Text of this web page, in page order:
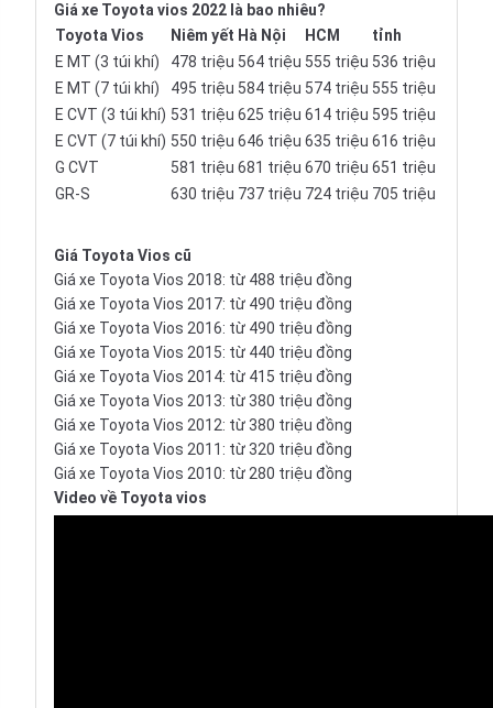
Giá xe Toyota vios 2022 là bao nhiêu?
Toyota Vios
Niêm yết Hà Nội HCM
tỉnh
E MT (3 túi khí)
478 triệu 564 triệu 555 triệu 536 triệu
E MT (7 túi khí)
495 triệu 584 triệu 574 triệu 555 triệu
E CVT (3 túi khí) 531 triệu 625 triệu 614 triệu 595 triệu
E CVT (7 túi khí) 550 triệu 646 triệu 635 triệu 616 triệu
G CVT
581 triệu 681 triệu 670 triệu 651 triệu
GR-S
630 triệu 737 triệu 724 triệu 705 triệu
Giá Toyota Vios cũ
Giá xe Toyota Vios 2018: từ 488 triệu đồng
Giá xe Toyota Vios 2017: từ 490 triệu đồng
Giá xe Toyota Vios 2016: từ 490 triệu đồng
Giá xe Toyota Vios 2015: từ 440 triệu đồng
Giá xe Toyota Vios 2014: từ 415 triệu đồng
Giá xe Toyota Vios 2013: từ 380 triệu đồng
Giá xe Toyota Vios 2012: từ 380 triệu đồng
Giá xe Toyota Vios 2011: từ 320 triệu đồng
Giá xe Toyota Vios 2010: từ 280 triệu đồng
Video về Toyota vios